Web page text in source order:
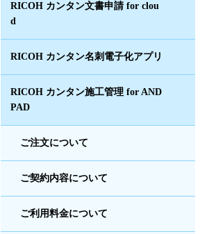
RICOH カンタン文書申請 for clou
d
RICOH カンタン名刺電子化アプリ
RICOH カンタン施工管理 for AND
PAD
ご注文について
ご契約内容について
ご利用料金について